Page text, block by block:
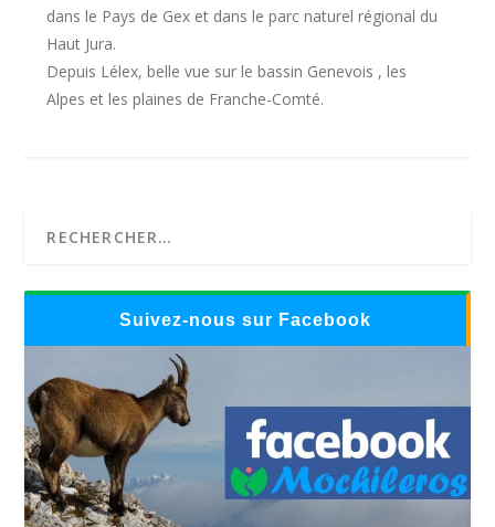
dans le Pays de Gex et dans le parc naturel régional du
Haut Jura.
Depuis Lélex, belle vue sur le bassin Genevois , les
Alpes et les plaines de Franche-Comté.
Suivez-nous sur Facebook